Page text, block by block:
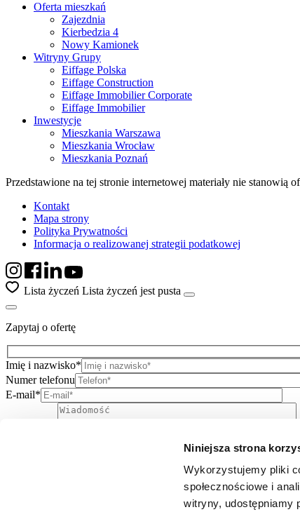
Niniejsza strona
Wykorzystujemy pliki
społecznościowe i
witryny, udostępniamy
Oferta mieszkań
Zajezdnia
Kierbedzia 4
Nowy Kamionek
Witryny Grupy
Eiffage Polska
Eiffage Construction
Eiffage Immobilier Corporate
Eiffage Immobilier
Inwestycje
Mieszkania Warszawa
Mieszkania Wrocław
Mieszkania Poznań
Przedstawione na tej stronie internetowej materiały nie
Kontakt
Mapa strony
Polityka Prywatności
Informacja o realizowanej strategii podatkowej
Lista życzeń Lista życzeń jest pusta
Zapytaj o ofertę
Imię i nazwisko*
Numer telefonu
E-mail*
* Wyrażam zgodę na przetwarzanie danych osobowych w